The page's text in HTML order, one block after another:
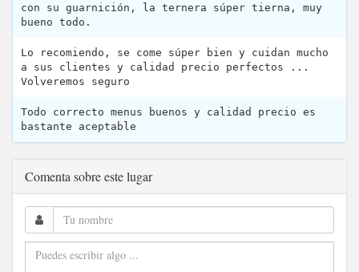
con su guarnición, la ternera súper tierna, muy
bueno todo.
Lo recomiendo, se come súper bien y cuidan mucho
a sus clientes y calidad precio perfectos ...
Volveremos seguro
Todo correcto menus buenos y calidad precio es
bastante aceptable
Comenta sobre este lugar